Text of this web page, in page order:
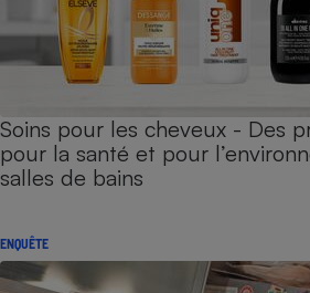
Soins pour les cheveux - Des
pour la santé et pour
salles de bains
ENQUÊTE